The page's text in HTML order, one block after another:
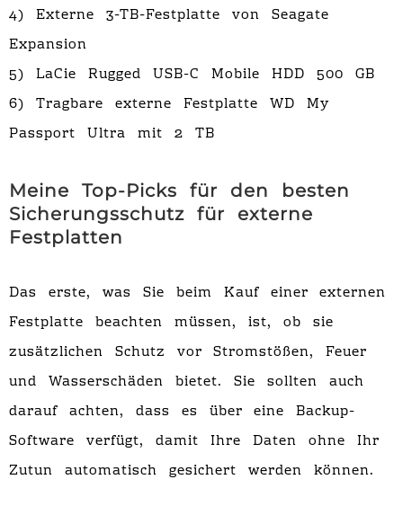
4) Externe 3-TB-Festplatte von Seagate
Expansion
5) LaCie Rugged USB-C Mobile HDD 500 GB
6) Tragbare externe Festplatte WD My
Passport Ultra mit 2 TB
Meine Top-Picks für den besten
Sicherungsschutz für externe
Festplatten
Das erste, was Sie beim Kauf einer externen
Festplatte beachten müssen, ist, ob sie
zusätzlichen Schutz vor Stromstößen, Feuer
und Wasserschäden bietet. Sie sollten auch
darauf achten, dass es über eine Backup-
Software verfügt, damit Ihre Daten ohne Ihr
Zutun automatisch gesichert werden können.